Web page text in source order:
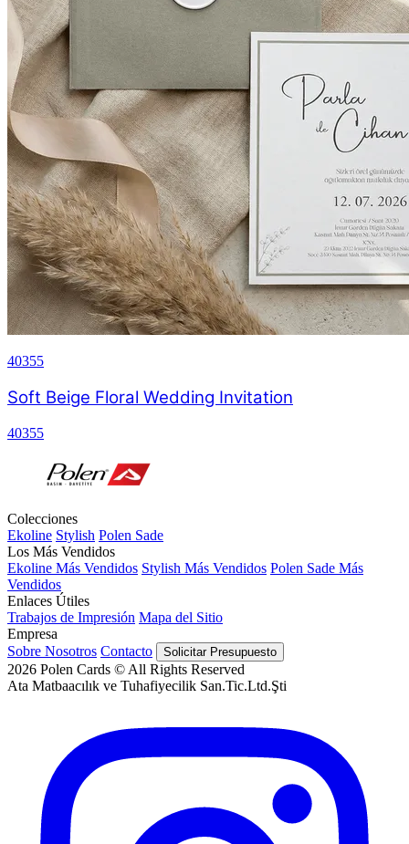
40355
Soft Beige Floral Wedding Invitation
40355
Colecciones
Ekoline Stylish Polen Sade
Los Más Vendidos
Ekoline Más Vendidos Stylish Más Vendidos Polen Sade Más
Vendidos
Enlaces Útiles
Trabajos de Impresión Mapa del Sitio
Empresa
Sobre Nosotros Contacto Solicitar Presupuesto
2026 Polen Cards © All Rights Reserved
Ata Matbaacılık ve Tuhafiyecilik San.Tic.Ltd.Şti